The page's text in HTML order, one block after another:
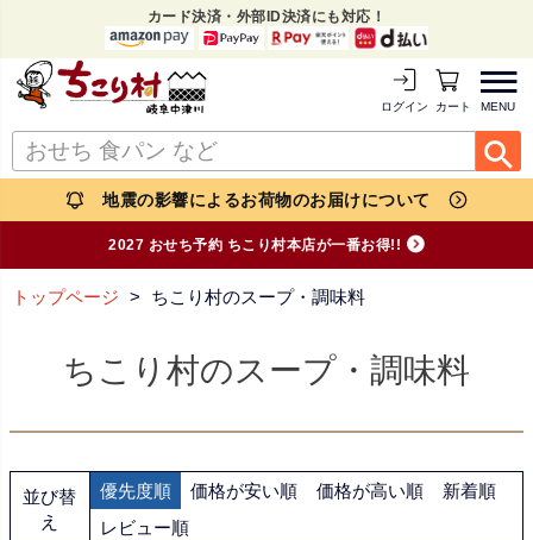
カード決済・外部ID決済にも対応！
MENU
ログイン カートを見る
地震の影響によるお荷物のお届けについて
2027 おせち予約 ちこり村本店が一番お得!!
トップページ ちこり村のスープ・調味料
ちこり村のスープ・調味料
並び替
え
優先度順 価格が安い順 価格が高い順
新着順
レビュー順